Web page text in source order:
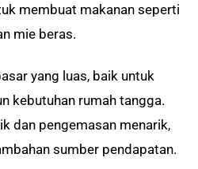
membuat makanan seperti
mie beras.
yang luas, baik untuk
kebutuhan rumah tangga.
dan pengemasan menarik,
sumber pendapatan.